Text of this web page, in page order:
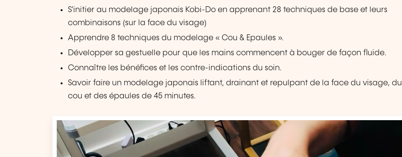
S'initier au modelage japonais Kobi-Do en apprenant 28 techniques de base et leurs
combinaisons (sur la face du visage)
Apprendre 8 techniques du modelage « Cou & Epaules ».
Développer sa gestuelle pour que les mains commencent à bouger de façon fluide.
Connaître les bénéfices et les contre-indications du soin.
Savoir faire un modelage japonais liftant, drainant et repulpant de la face du visage, du
cou et des épaules de 45 minutes.